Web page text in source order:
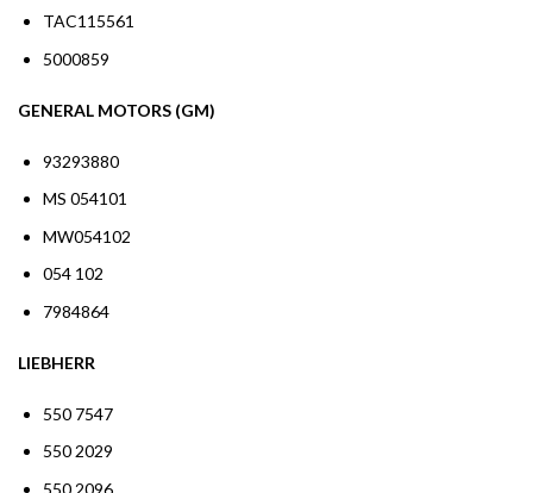
TAC115561
5000859
GENERAL MOTORS (GM)
93293880
MS 054101
MW054102
054 102
7984864
LIEBHERR
550 7547
550 2029
550 2096